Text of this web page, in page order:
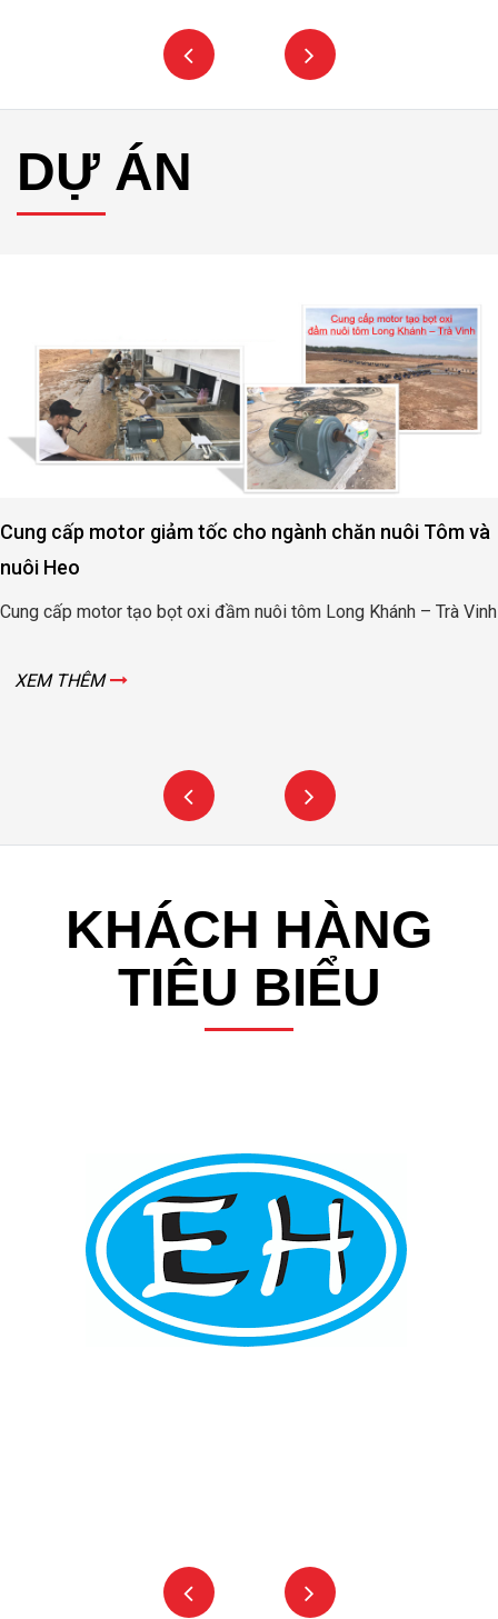
DỰ ÁN
Cung cấp motor giảm tốc cho ngành chăn nuôi Tôm và
nuôi Heo
Cung cấp motor tạo bọt oxi đầm nuôi tôm Long Khánh – Trà Vinh
XEM THÊM
KHÁCH HÀNG
TIÊU BIỂU